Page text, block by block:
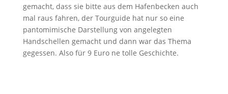
gemacht, dass sie bitte aus dem Hafenbecken auch
mal raus fahren, der Tourguide hat nur so eine
pantomimische Darstellung von angelegten
Handschellen gemacht und dann war das Thema
gegessen. Also für 9 Euro ne tolle Geschichte.